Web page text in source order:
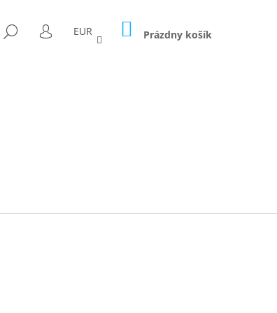
HĽADAŤ
PRIHLÁSENIE
EUR NÁKUPNÝ
KOŠÍK
Prázdny košík